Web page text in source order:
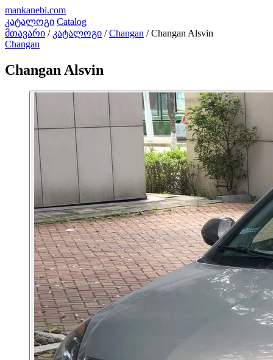
mankanebi.com
კატალოგი Catalog
მთავარი / კატალოგი / Changan / Changan Alsvin
Changan
Changan Alsvin